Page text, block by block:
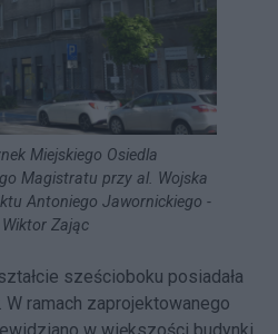
Miejskiego Osiedla
Magistratu przy al. Wojska
Antoniego Jawornickiego -
Zając
sześcioboku posiadała
ramach zaprojektowanego